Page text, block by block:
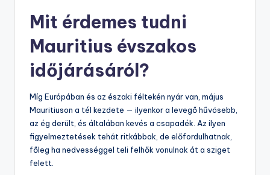
Mit érdemes tudni
Mauritius évszakos
időjárásáról?
Míg Európában és az északi féltekén nyár van, május
Mauritiuson a tél kezdete — ilyenkor a levegő hűvösebb,
az ég derült, és általában kevés a csapadék. Az ilyen
figyelmeztetések tehát ritkábbak, de előfordulhatnak,
főleg ha nedvességgel teli felhők vonulnak át a sziget
felett.